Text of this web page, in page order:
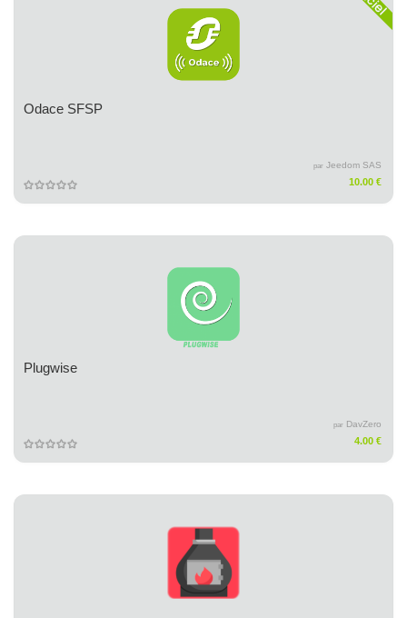
Odace SFSP
par Jeedom SAS
10.00 €
Plugwise
par DavZero
4.00 €